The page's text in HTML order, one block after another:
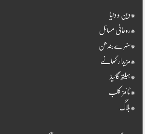
*دین و دنیا
*روحانی مسائل
*سنہرے بندھن
*مزیدار کھانے
*ہیلتھ گائیڈ
*ٹائمز کلب
*بلاگ